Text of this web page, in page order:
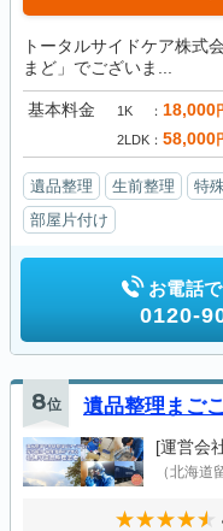
トータルサイドケア株式
まど」でございま...
基本料金 1K 18,000
2LDK 58,000
遺品整理 生前整理 特
部屋片付け
お電話
0120-
8位 遺品整理まご
[運営会
（北海道